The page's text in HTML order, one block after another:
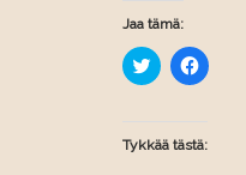
Jaa tämä:
a
i
t
a
c
e
Tykkää tästä: